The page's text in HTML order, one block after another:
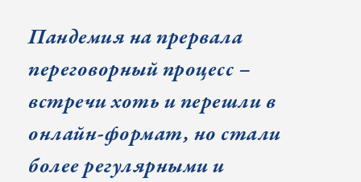
Пандемия на прервала
переговорный процесс –
встречи хоть и перешли в
онлайн-формат, но стали
более регулярными и